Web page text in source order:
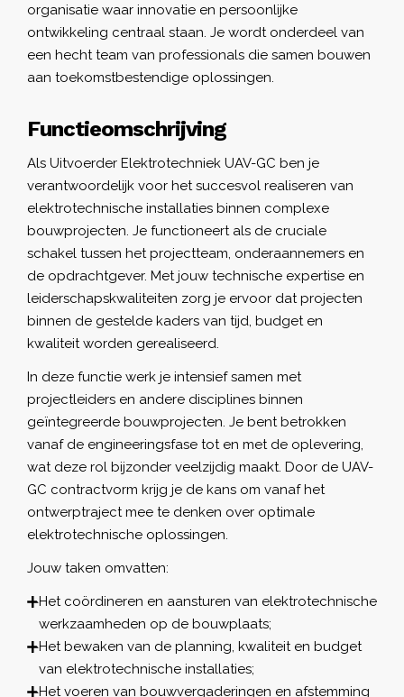
organisatie waar innovatie en persoonlijke
ontwikkeling centraal staan. Je wordt onderdeel van
een hecht team van professionals die samen bouwen
aan toekomstbestendige oplossingen.
Functieomschrijving
Als Uitvoerder Elektrotechniek UAV-GC ben je
verantwoordelijk voor het succesvol realiseren van
elektrotechnische installaties binnen complexe
bouwprojecten. Je functioneert als de cruciale
schakel tussen het projectteam, onderaannemers en
de opdrachtgever. Met jouw technische expertise en
leiderschapskwaliteiten zorg je ervoor dat projecten
binnen de gestelde kaders van tijd, budget en
kwaliteit worden gerealiseerd.
In deze functie werk je intensief samen met
projectleiders en andere disciplines binnen
geïntegreerde bouwprojecten. Je bent betrokken
vanaf de engineeringsfase tot en met de oplevering,
wat deze rol bijzonder veelzijdig maakt. Door de UAV-
GC contractvorm krijg je de kans om vanaf het
ontwerptraject mee te denken over optimale
elektrotechnische oplossingen.
Jouw taken omvatten:
Het coördineren en aansturen van elektrotechnische
werkzaamheden op de bouwplaats;
Het bewaken van de planning, kwaliteit en budget
van elektrotechnische installaties;
Het voeren van bouwvergaderingen en afstemming